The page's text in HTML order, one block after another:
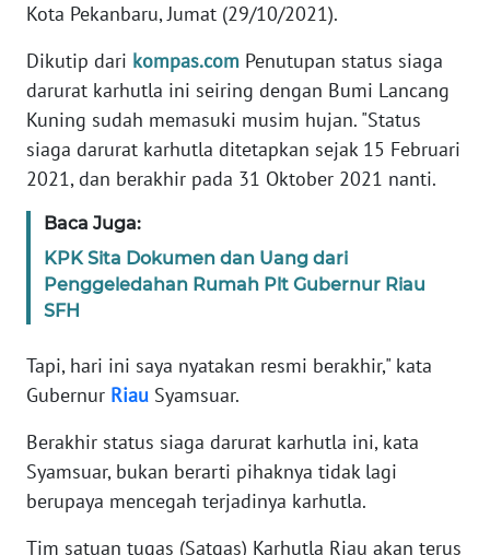
Kota Pekanbaru, Jumat (29/10/2021).
Dikutip dari kompas.com Penutupan status siaga
darurat karhutla ini seiring dengan Bumi Lancang
Kuning sudah memasuki musim hujan. "Status
siaga darurat karhutla ditetapkan sejak 15 Februari
2021, dan berakhir pada 31 Oktober 2021 nanti.
Baca Juga:
KPK Sita Dokumen dan Uang dari
Penggeledahan Rumah Plt Gubernur Riau
SFH
Tapi, hari ini saya nyatakan resmi berakhir," kata
Gubernur Riau Syamsuar.
Berakhir status siaga darurat karhutla ini, kata
Syamsuar, bukan berarti pihaknya tidak lagi
berupaya mencegah terjadinya karhutla.
Tim satuan tugas (Satgas) Karhutla Riau akan terus
REDAKSI
DISCLAIMER
Wahana
News
Regional
WN
SUMUT
WN
JAKARTA
WN
JABAR